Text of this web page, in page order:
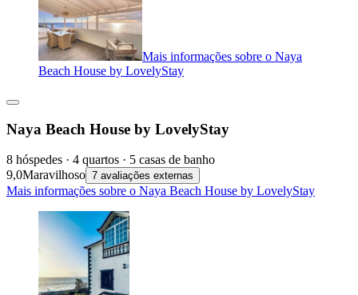
Mais informações sobre o Naya
Beach House by LovelyStay
Naya Beach House by LovelyStay
8 hóspedes · 4 quartos · 5 casas de banho
9,0Maravilhoso 7 avaliações externas
Mais informações sobre o Naya Beach House by LovelyStay